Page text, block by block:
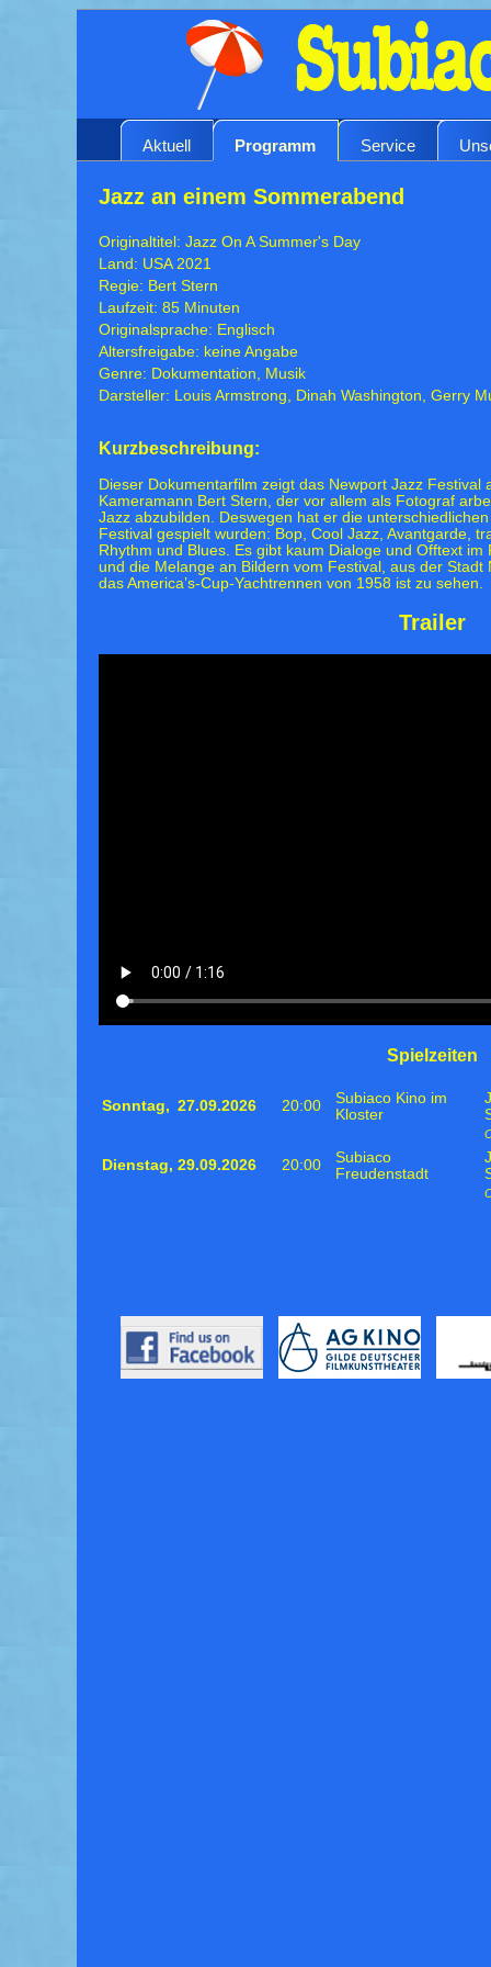
Aktuell Programm Service
Jazz an einem Sommerabend
Originaltitel: Jazz On A Summer's Day
Land: USA 2021
Regie: Bert Stern
Laufzeit: 85 Minuten
Originalsprache: Englisch
Altersfreigabe: keine Angabe
Genre: Dokumentation, Musik
Darsteller: Louis Armstrong, Dinah Washington, Gerry
Kurzbeschreibung:
Dieser Dokumentarfilm zeigt das Newport Jazz
Kameramann Bert Stern, der vor allem als Fotograf
Jazz abzubilden. Deswegen hat er die
Festival gespielt wurden: Bop, Cool Jazz, Avantgarde,
Rhythm und Blues. Es gibt kaum Dialoge und Offtext
und die Melange an Bildern vom Festival, aus der
das America’s-Cup-Yachtrennen von 1958 ist zu sehen.
Trailer
Spielzeiten
Sonntag, 27.09.2026 20:00
Subiaco Kino im
Kloster
Dienstag, 29.09.2026 20:00
Subiaco
Freudenstadt